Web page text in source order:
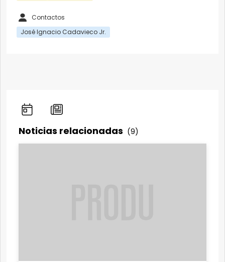
Contactos
José Ignacio Cadavieco Jr.
Noticias relacionadas (9)